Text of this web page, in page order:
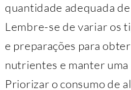
quantidade adequada
Lembre-se de variar os
e preparações para
nutrientes e manter
Priorizar o consumo de